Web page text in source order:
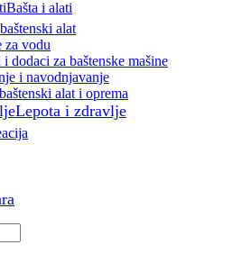
Bašta i alati
alat
za vodu
dodaci za baštenske mašine
i navodnjavanje
alat i oprema
Lepota i zdravlje